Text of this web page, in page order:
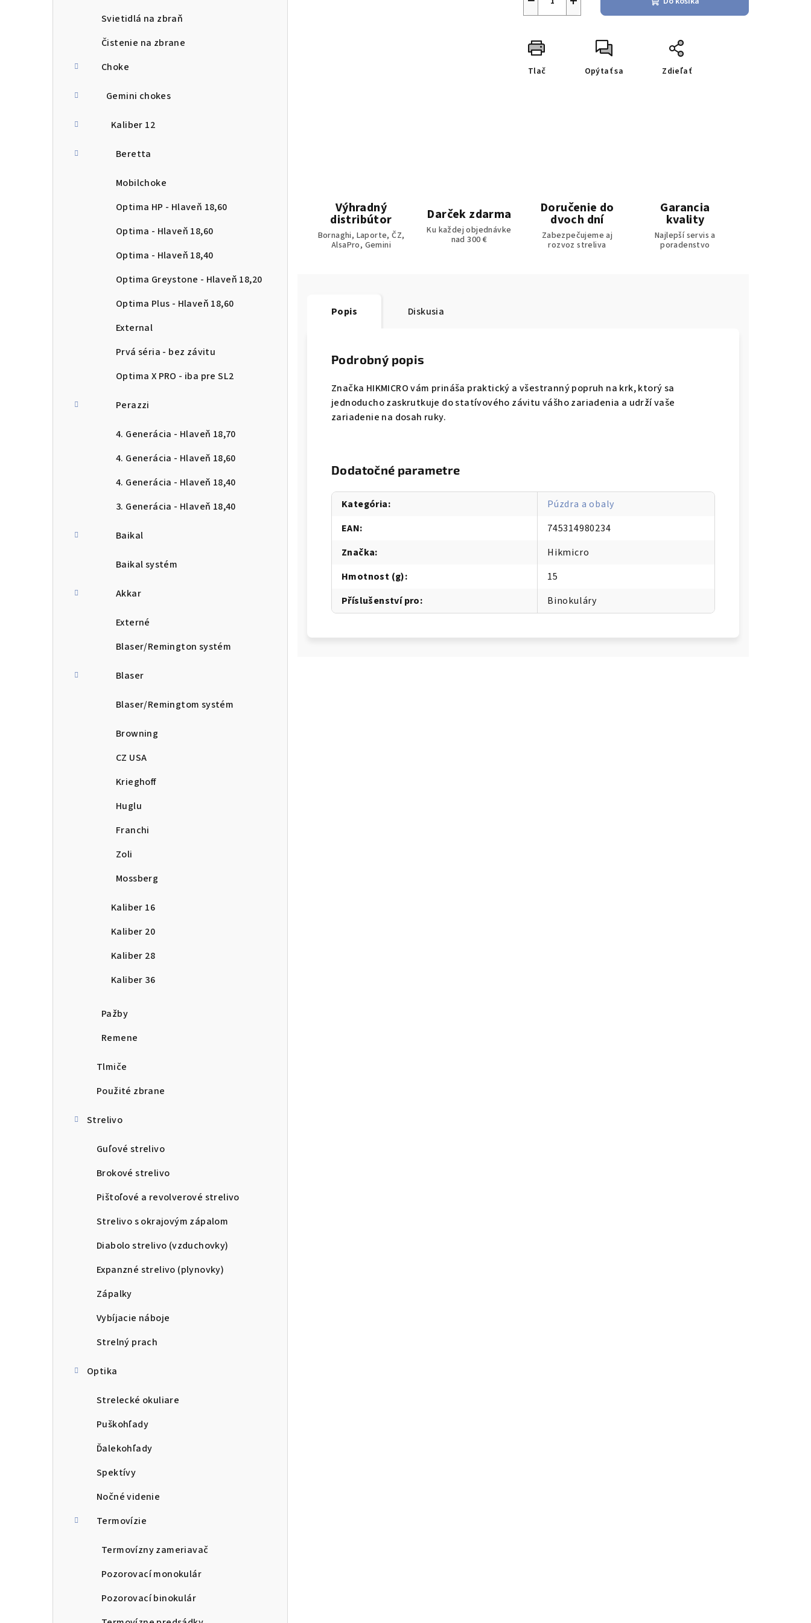
Svietidlá na zbraň
Čistenie na zbrane
Choke
Gemini chokes
Kaliber 12
Beretta
Mobilchoke
Optima HP - Hlaveň 18,60
Optima - Hlaveň 18,60
Optima - Hlaveň 18,40
Optima Greystone - Hlaveň 18,20
Optima Plus - Hlaveň 18,60
External
Prvá séria - bez závitu
Optima X PRO - iba pre SL2
Perazzi
4. Generácia - Hlaveň 18,70
4. Generácia - Hlaveň 18,60
4. Generácia - Hlaveň 18,40
3. Generácia - Hlaveň 18,40
Baikal
Baikal systém
Akkar
Externé
Blaser/Remington systém
Blaser
Blaser/Remingtom systém
Browning
CZ USA
Krieghoff
Huglu
Franchi
Zoli
Mossberg
Kaliber 16
Kaliber 20
Kaliber 28
Kaliber 36
Pažby
Remene
Tlmiče
Použité zbrane
Strelivo
Guľové strelivo
Brokové strelivo
Pištoľové a revolverové strelivo
Strelivo s okrajovým zápalom
Diabolo strelivo (vzduchovky)
Expanzné strelivo (plynovky)
Zápalky
Vybíjacie náboje
Strelný prach
Optika
Strelecké okuliare
Puškohľady
Ďalekohľady
Spektívy
Nočné videnie
Termovízie
Termovízny zameriavač
Pozorovací monokulár
Pozorovací binokulár
Tlač Opýtať sa Zdieľať
Výhradný
distribútor
Bornaghi, Laporte, ČZ,
AlsaPro, Gemini
Darček zdarma
Ku každej objednávke
nad 300 €
Doručenie do
dvoch dní
Zabezpečujeme aj
rozvoz streliva
Garancia
kvality
Najlepší servis a
poradenstvo
Popis Diskusia
Podrobný popis
Značka HIKMICRO vám prináša praktický a všestranný popruh na krk, ktorý sa
jednoducho zaskrutkuje do statívového závitu vášho zariadenia a udrží vaše
zariadenie na dosah ruky.
Dodatočné parametre
Kategória:
Púzdra a obaly
EAN:
745314980234
Značka:
Hikmicro
Hmotnost (g):
15
Příslušenství pro: Binokuláry